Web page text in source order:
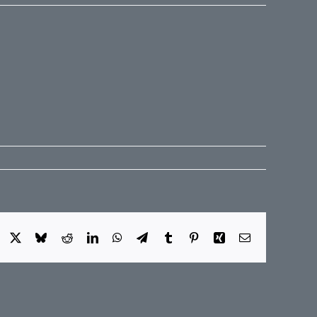
Facebook BlueskyRedditLinkedInWhatsApp
TelegramTumblr PinterestXing E-